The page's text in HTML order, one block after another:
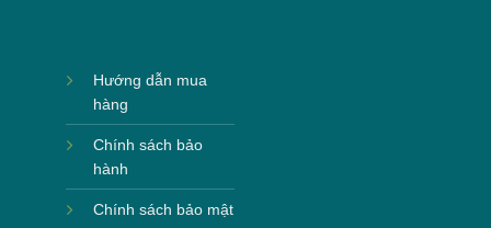
Hướng dẫn mua
hàng
Chính sách bảo
hành
Chính sách bảo mật